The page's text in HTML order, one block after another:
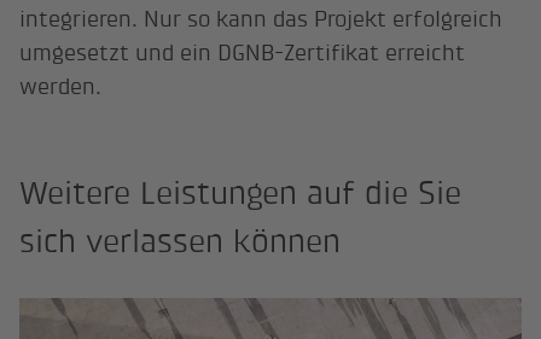
integrieren. Nur so kann das Projekt erfolgreich
umgesetzt und ein DGNB-Zertifikat erreicht
werden.
Weitere Leistungen auf die Sie
sich verlassen können
Ökobilanzierung von Gebäuden